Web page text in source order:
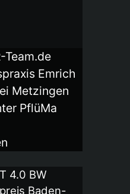
Team.de
Emrich
Metzingen
PflüMa
4.0 BW
Baden-